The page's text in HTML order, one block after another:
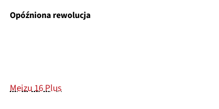
Opóźniona rewolucja
Meizu 16 Plus